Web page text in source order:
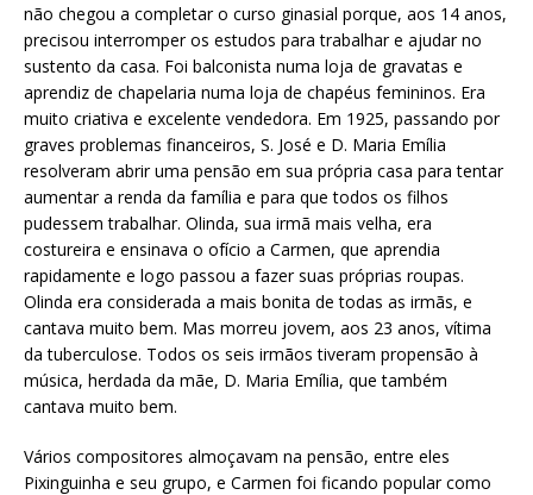
não chegou a completar o curso ginasial porque, aos 14 anos,
precisou interromper os estudos para trabalhar e ajudar no
sustento da casa. Foi balconista numa loja de gravatas e
aprendiz de chapelaria numa loja de chapéus femininos. Era
muito criativa e excelente vendedora. Em 1925, passando por
graves problemas financeiros, S. José e D. Maria Emília
resolveram abrir uma pensão em sua própria casa para tentar
aumentar a renda da família e para que todos os filhos
pudessem trabalhar. Olinda, sua irmã mais velha, era
costureira e ensinava o ofício a Carmen, que aprendia
rapidamente e logo passou a fazer suas próprias roupas.
Olinda era considerada a mais bonita de todas as irmãs, e
cantava muito bem. Mas morreu jovem, aos 23 anos, vítima
da tuberculose. Todos os seis irmãos tiveram propensão à
música, herdada da mãe, D. Maria Emília, que também
cantava muito bem.
Vários compositores almoçavam na pensão, entre eles
Pixinguinha e seu grupo, e Carmen foi ficando popular como